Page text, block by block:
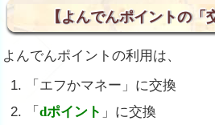
【よんでんポイントの「
よんでんポイントの利用は、
「エフかマネー」に交換
「dポイント 」に交換